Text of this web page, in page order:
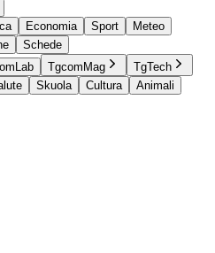
Economia Sport
Meteo
Schede
TgcomMag
TgTech
Skuola Cultura
Animali